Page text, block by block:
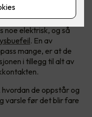
noe elektrisk, og så
. En av
mange, er at de
i tillegg til alt av
hvordan de oppstår og
varsle før det blir fare